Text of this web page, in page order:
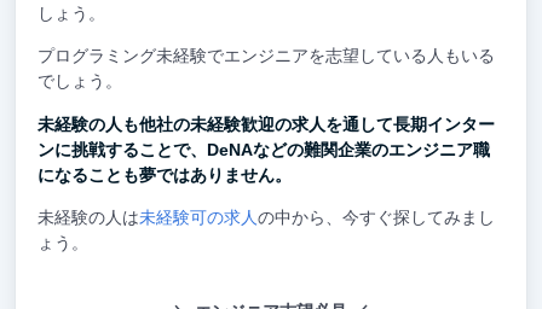
しょう。
プログラミング未経験でエンジニアを志望している人もいる
でしょう。
未経験の人も他社の未経験歓迎の求人を通して長期インター
ンに挑戦することで、DeNAなどの難関企業のエンジニア職
になることも夢ではありません。
未経験の人は未経験可の求人の中から、今すぐ探してみまし
ょう。